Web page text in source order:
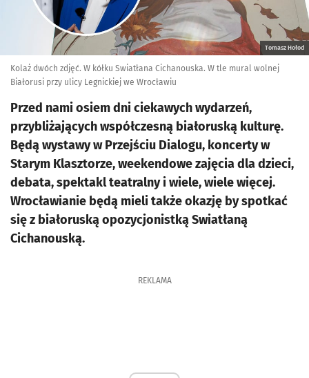
Tomasz Hołod
Kolaż dwóch zdjęć. W kółku Swiatłana Cichanouska. W tle mural wolnej
Białorusi przy ulicy Legnickiej we Wrocławiu
Przed nami osiem dni ciekawych wydarzeń,
przybliżających współczesną białoruską kulturę.
Będą wystawy w Przejściu Dialogu, koncerty w
Starym Klasztorze, weekendowe zajęcia dla dzieci,
debata, spektakl teatralny i wiele, wiele więcej.
Wrocławianie będą mieli także okazję by spotkać
się z białoruską opozycjonistką Swiatłaną
Cichanouską.
REKLAMA